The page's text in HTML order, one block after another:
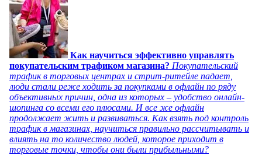
Как научиться эффективно управлять
покупательским трафиком магазина? Покупательский
трафик в торговых центрах и стрит-ритейле падает,
люди стали реже ходить за покупками в офлайн по ряду
объективных причин, одна из которых – удобство онлайн-
шопинга со всеми его плюсами. И все же офлайн
продолжает жить и развиваться. Как взять под контроль
трафик в магазинах, научиться правильно рассчитывать и
влиять на то количество людей, которое приходит в
торговые точки, чтобы они были прибыльными?